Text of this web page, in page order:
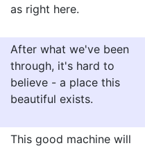
as right here.
After what we've been
through, it's hard to
believe - a place this
beautiful exists.
This good machine will